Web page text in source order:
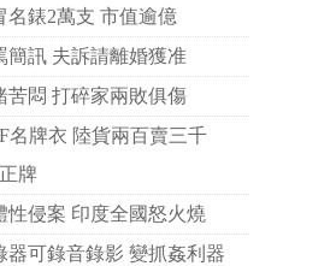
名錶2萬支 市值逾億
簡訊 夫訴請離婚獲准
苦悶 打碎家兩敗俱傷
名牌衣 陸貨兩百賣三千
牌
性侵案 印度全國怒火燒
器可錄音錄影 變抓姦利器